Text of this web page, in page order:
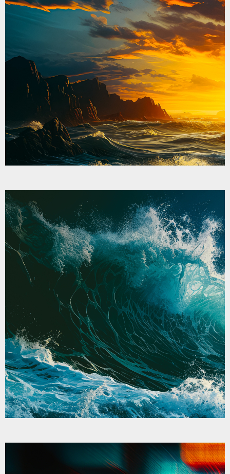
私たちは、あなたの「やってみたい」を全力で
応援します。
「いきなり就職」じゃなくてもいい
「やってみる」「慣れてみる」「好きになる」
そのプロセスを大事にしたい
「誇れる自分に」
就職はゴールじゃない。
でも、就職できた自分はたしかにひとつの「自
はりま福祉会は、あなたが働く未来を、あなた
と一緒に創る。
「働いてみたい」「社会とつながりたい」
支援は、あなたに合わせてデザインされる。
あなたに合ったステップを一緒に見つけましょ
う。
「働いてみたい」と思ったら、まずは話をして
みてください。
3年先5年先に「誇れる自分」へ
「ここにいる安心」
働くことだけが人生じゃない。
私たちの社会では「働く＝正解」になりがちで